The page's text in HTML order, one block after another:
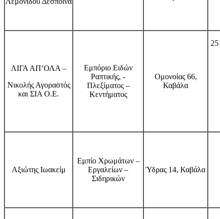
ΛΙΓΑ ΑΠ’ΟΛΑ –
Νικολής Αγοραστός
και ΣΙΑ Ο.Ε.
Εμπόριο Ειδών
Ραπτικής, -
Πλεξίματος –
Κεντήματος
Ομονοίας 66,
Καβάλα
Αξιώτης Ιωακείμ
Εμπίο Χρωμάτων –
Εργαλείων –
Σιδηρικών
Ύδρας 14, Καβάλα